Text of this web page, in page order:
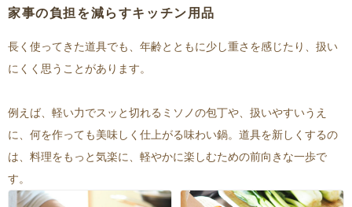
家事の負担を減らすキッチン用品
長く使ってきた道具でも、年齢とともに少し重さを感じたり、扱い
にくく思うことがあります。
例えば、軽い力でスッと切れるミソノの包丁や、扱いやすいうえ
に、何を作っても美味しく仕上がる味わい鍋。道具を新しくするの
は、料理をもっと気楽に、軽やかに楽しむための前向きな一歩で
す。